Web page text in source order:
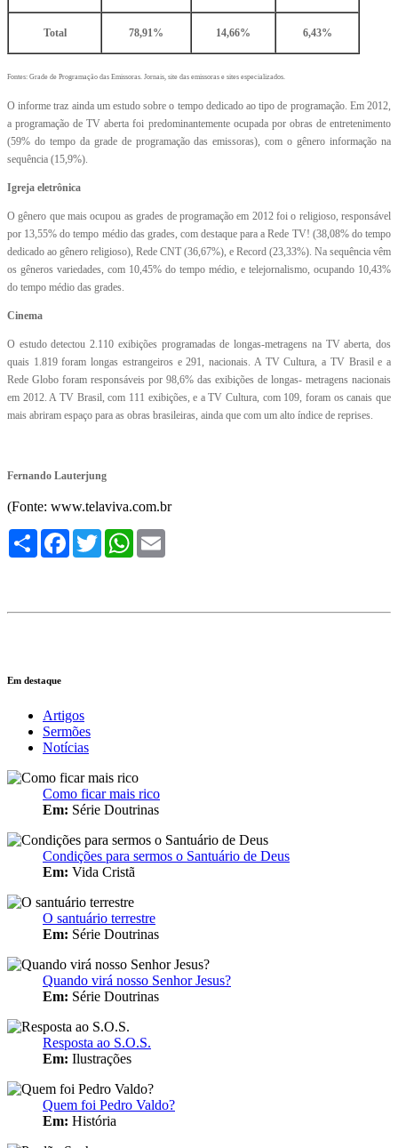
Total 78,91% 14,66% 6,43%
Fontes: Grade de Programação das Emissoras. Jornais, site das emissoras e sites especializados.
O informe traz ainda um estudo sobre o tempo dedicado ao tipo de programação. Em 2012,
a programação de TV aberta foi predominantemente ocupada por obras de entretenimento
(59% do tempo da grade de programação das emissoras), com o gênero informação na
sequência (15,9%).
Igreja eletrônica
O gênero que mais ocupou as grades de programação em 2012 foi o religioso, responsável
por 13,55% do tempo médio das grades, com destaque para a Rede TV! (38,08% do tempo
dedicado ao gênero religioso), Rede CNT (36,67%), e Record (23,33%). Na sequência vêm
os gêneros variedades, com 10,45% do tempo médio, e telejornalismo, ocupando 10,43%
do tempo médio das grades.
Cinema
O estudo detectou 2.110 exibições programadas de longas-metragens na TV aberta, dos
quais 1.819 foram longas estrangeiros e 291, nacionais. A TV Cultura, a TV Brasil e a
Rede Globo foram responsáveis por 98,6% das exibições de longas- metragens nacionais
em 2012. A TV Brasil, com 111 exibições, e a TV Cultura, com 109, foram os canais que
mais abriram espaço para as obras brasileiras, ainda que com um alto índice de reprises.
Fernando Lauterjung
(Fonte: www.telaviva.com.br
Compartilhe
Facebook
TwitterWhatsApp
Em destaque
Artigos
Sermões
Notícias
Como ficar mais rico
Em: Série Doutrinas
Condições para sermos o Santuário de Deus
Em: Vida Cristã
O santuário terrestre
Em: Série Doutrinas
Quando virá nosso Senhor Jesus?
Em: Série Doutrinas
Resposta ao S.O.S.
Em: Ilustrações
Quem foi Pedro Valdo?
Em: História